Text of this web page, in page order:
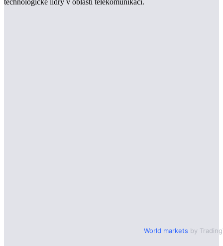
technologické lídry v oblasti telekomunikací.
World markets by